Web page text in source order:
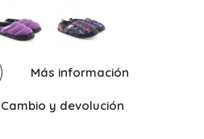
Más información
Cambio y devolución